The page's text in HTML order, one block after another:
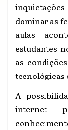
inquietações
dominar as
aulas
estudantes
as
tecnológicas
A
internet